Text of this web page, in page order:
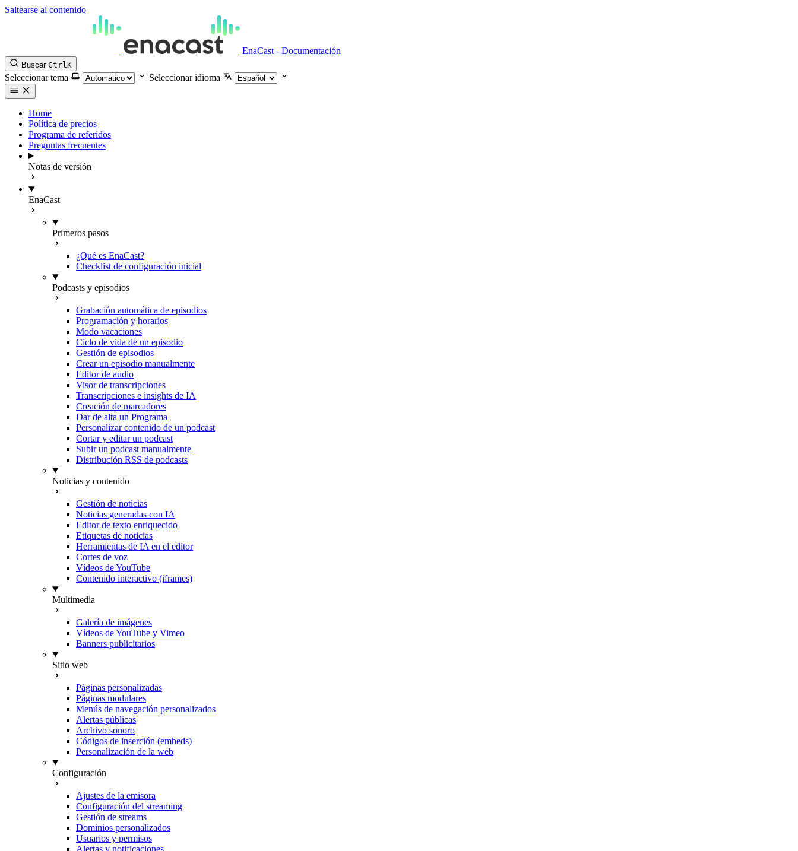
Saltearse al contenido
EnaCast - Documentación
Buscar CtrlK
Seleccionar tema Seleccionar idioma
Home
Política de precios
Programa de referidos
Preguntas frecuentes
Notas de versión
EnaCast
Primeros pasos
¿Qué es EnaCast?
Checklist de configuración inicial
Podcasts y episodios
Grabación automática de episodios
Programación y horarios
Modo vacaciones
Ciclo de vida de un episodio
Gestión de episodios
Crear un episodio manualmente
Editor de audio
Visor de transcripciones
Transcripciones e insights de IA
Creación de marcadores
Dar de alta un Programa
Personalizar contenido de un podcast
Cortar y editar un podcast
Subir un podcast manualmente
Distribución RSS de podcasts
Noticias y contenido
Gestión de noticias
Noticias generadas con IA
Editor de texto enriquecido
Etiquetas de noticias
Herramientas de IA en el editor
Cortes de voz
Vídeos de YouTube
Contenido interactivo (iframes)
Multimedia
Galería de imágenes
Vídeos de YouTube y Vimeo
Banners publicitarios
Sitio web
Páginas personalizadas
Páginas modulares
Menús de navegación personalizados
Alertas públicas
Archivo sonoro
Códigos de inserción (embeds)
Personalización de la web
Configuración
Ajustes de la emisora
Configuración del streaming
Gestión de streams
Dominios personalizados
Usuarios y permisos
Alertas y notificaciones